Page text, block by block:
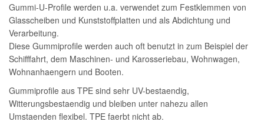
Gummi-U-Profile werden u.a. verwendet zum Festklemmen von
Glasscheiben und Kunststoffplatten und als Abdichtung und
Verarbeitung.
Diese Gummiprofile werden auch oft benutzt in zum Beispiel der
Schifffahrt, dem Maschinen- und Karosseriebau, Wohnwagen,
Wohnanhaengern und Booten.
Gummiprofile aus TPE sind sehr UV-bestaendig,
Witterungsbestaendig und bleiben unter nahezu allen
Umstaenden flexibel. TPE faerbt nicht ab.